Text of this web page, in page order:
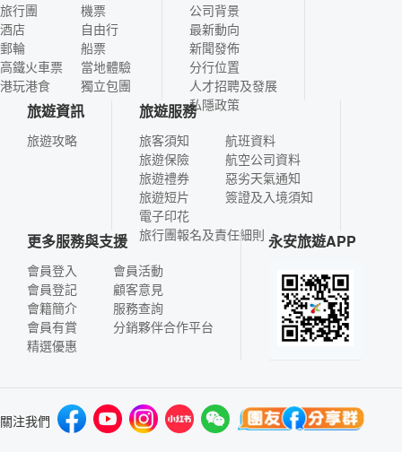
旅行團
酒店
郵輪
高鐵火車票
港玩港食
機票
自由行
船票
當地體驗
獨立包團
公司背景
最新動向
新聞發佈
分行位置
人才招聘及發展
私隱政策
旅遊資訊
旅遊攻略
旅遊服務
旅客須知
旅遊保險
旅遊禮券
旅遊短片
電子印花
航班資料
航空公司資料
惡劣天氣通知
簽證及入境須知
旅行團報名及責任細則
更多服務與支援
會員登入
會員登記
會籍簡介
會員有賞
精選優惠
會員活動
顧客意見
服務查詢
分銷夥伴合作平台
永安旅遊APP
關注我們